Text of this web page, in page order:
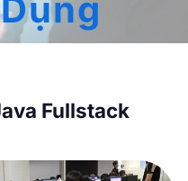
Fullstack